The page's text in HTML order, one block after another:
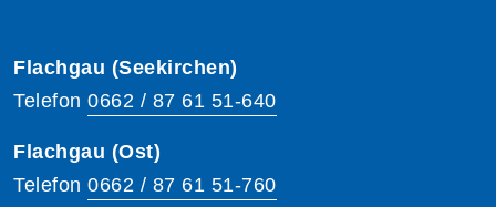
Flachgau (Seekirchen)
Telefon 0662 / 87 61 51-640
Flachgau (Ost)
Telefon 0662 / 87 61 51-760